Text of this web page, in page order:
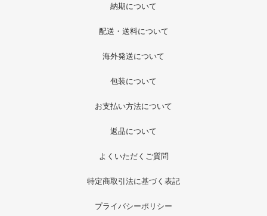
納期について
配送・送料について
海外発送について
包装について
お支払い方法について
返品について
よくいただくご質問
特定商取引法に基づく表記
プライバシーポリシー